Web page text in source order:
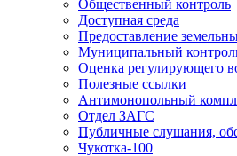
Общественный контроль
Доступная среда
Предоставление
Муниципальный
Оценка регулирующего
Полезные ссылки
Антимонопольный
Отдел ЗАГС
Публичные слушания,
Чукотка-100